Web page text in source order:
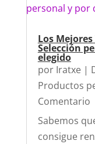
Los
Selección
elegido
por Iratxe|
Productos
Comentario
Sabemos
consigue